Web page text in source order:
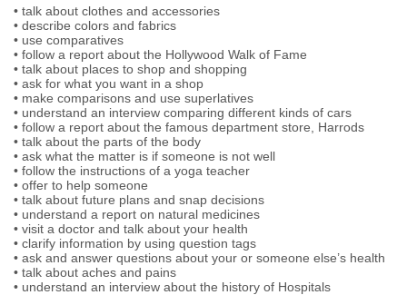
• talk about clothes and accessories
• describe colors and fabrics
• use comparatives
• follow a report about the Hollywood Walk of Fame
• talk about places to shop and shopping
• ask for what you want in a shop
• make comparisons and use superlatives
• understand an interview comparing different kinds of cars
• follow a report about the famous department store, Harrods
• talk about the parts of the body
• ask what the matter is if someone is not well
• follow the instructions of a yoga teacher
• offer to help someone
• talk about future plans and snap decisions
• understand a report on natural medicines
• visit a doctor and talk about your health
• clarify information by using question tags
• ask and answer questions about your or someone else’s health
• talk about aches and pains
• understand an interview about the history of Hospitals